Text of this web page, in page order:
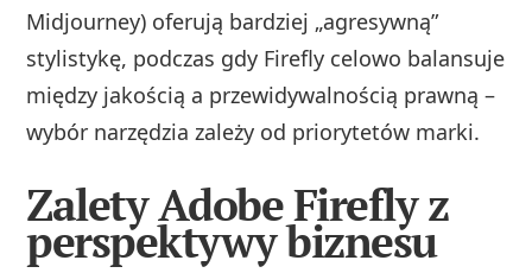
Midjourney) oferują bardziej „agresywną”
stylistykę, podczas gdy Firefly celowo balansuje
między jakością a przewidywalnością prawną –
wybór narzędzia zależy od priorytetów marki.
Zalety Adobe Firefly z
perspektywy biznesu